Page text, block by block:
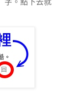
字。點下去就